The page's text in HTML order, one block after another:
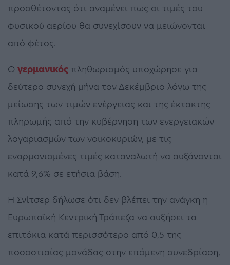
προσθέτοντας ότι αναμένει πως οι τιμές του
φυσικού αερίου θα συνεχίσουν να μειώνονται
από φέτος.
Ο γερμανικός πληθωρισμός υποχώρησε για
δεύτερο συνεχή μήνα τον Δεκέμβριο λόγω της
μείωσης των τιμών ενέργειας και της έκτακτης
πληρωμής από την κυβέρνηση των ενεργειακών
λογαριασμών των νοικοκυριών, με τις
εναρμονισμένες τιμές καταναλωτή να αυξάνονται
κατά 9,6% σε ετήσια βάση.
Η Σνίτσερ δήλωσε ότι δεν βλέπει την ανάγκη η
Ευρωπαϊκή Κεντρική Τράπεζα να αυξήσει τα
επιτόκια κατά περισσότερο από 0,5 της
ποσοστιαίας μονάδας στην επόμενη συνεδρίαση,